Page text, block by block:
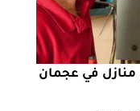
منازل في عجمان